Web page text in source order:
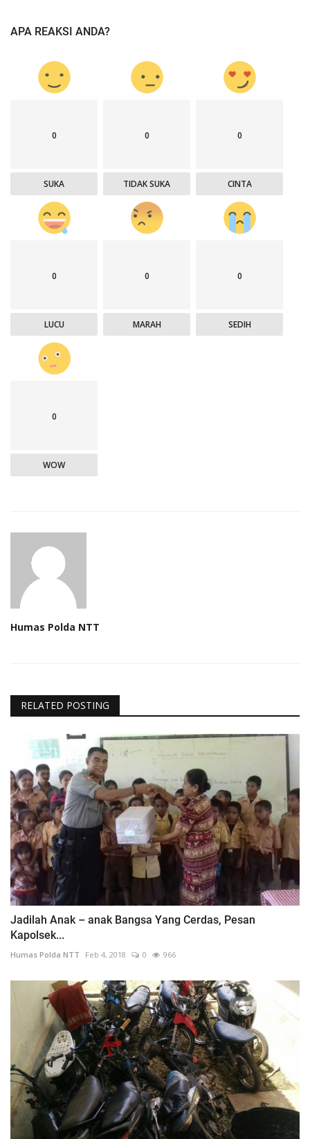
APA REAKSI ANDA?
0
SUKA
0
TIDAK SUKA
0
CINTA
0
LUCU
0
MARAH
0
SEDIH
0
WOW
Humas Polda NTT
RELATED POSTING
Jadilah Anak – anak Bangsa Yang Cerdas, Pesan
Kapolsek...
Humas Polda NTT Feb 4, 2018 0 966